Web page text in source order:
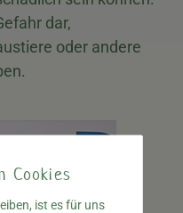
dar,
oder andere
Cookies
ist es für uns